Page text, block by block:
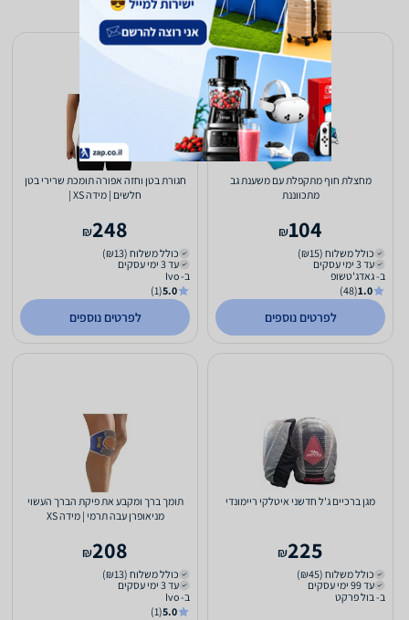
מחצלת חוף מתקפלת עם משענת גב
מתכווננת
104
₪
כולל משלוח (₪15)
עד 3 ימי עסקים
ב- גאדג'טשופ
1.0
(48)
לפרטים נוספים
חגורת בטן וחזה אפורה תומכת שרירי בטן
חלשים | מידה XS |
248
₪
כולל משלוח (₪13)
עד 3 ימי עסקים
ב- Ivo
5.0
(1)
לפרטים נוספים
מגן ברכיים ג'ל חדשני איטלקי ריימונדי
225
₪
כולל משלוח (₪45)
עד 99 ימי עסקים
ב- בול פרקט
תומך ברך ומקבע את פיקת הברך העשוי
מניאופרן עבה תרמי | מידה XS
208
₪
כולל משלוח (₪13)
עד 3 ימי עסקים
ב- Ivo
5.0
(1)